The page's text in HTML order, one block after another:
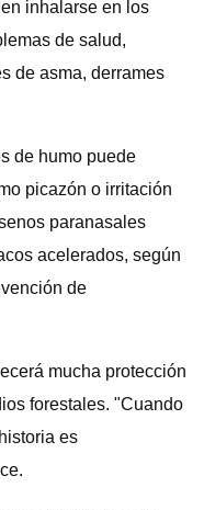
inhalarse en los
de salud,
de asma, derrames
de humo puede
picazón o irritación
paranasales
acelerados, según
de
mucha protección
forestales. "Cuando
es